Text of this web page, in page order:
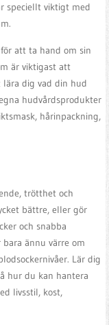
speciellt viktigt med
att ta hand om sin
är viktigast att
dig vad din hud
hudvårdsprodukter
hårinpackning,
trötthet och
bättre, eller gör
och snabba
ännu värre om
Lär dig
hur du kan hantera
livsstil, kost,